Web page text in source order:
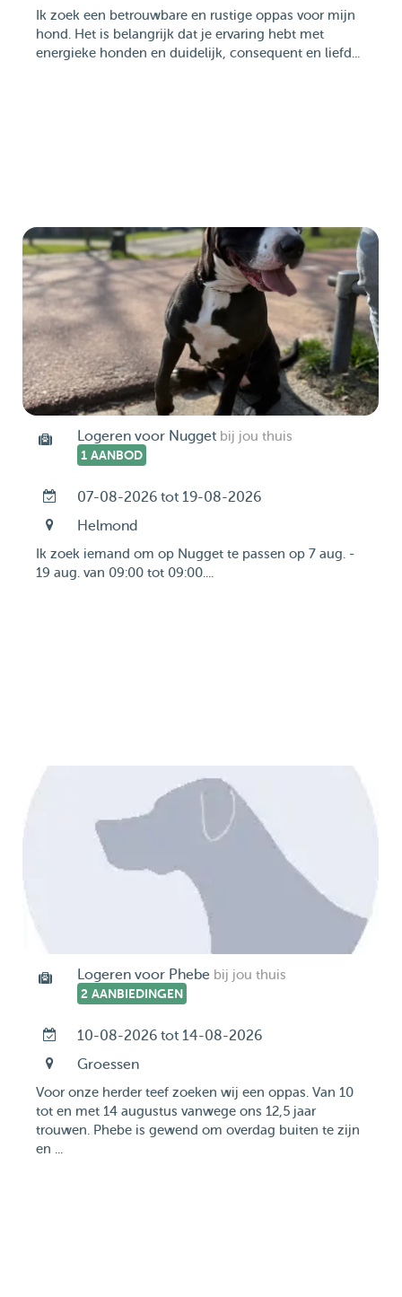
Ik zoek een betrouwbare en rustige oppas voor mijn
hond. Het is belangrijk dat je ervaring hebt met
energieke honden en duidelijk, consequent en liefd...
Logeren voor Nugget bij jou thuis
1 AANBOD
07-08-2026 tot 19-08-2026
Helmond
Ik zoek iemand om op Nugget te passen op 7 aug. -
19 aug. van 09:00 tot 09:00....
Logeren voor Phebe bij jou thuis
2 AANBIEDINGEN
10-08-2026 tot 14-08-2026
Groessen
Voor onze herder teef zoeken wij een oppas. Van 10
tot en met 14 augustus vanwege ons 12,5 jaar
trouwen. Phebe is gewend om overdag buiten te zijn
en ...